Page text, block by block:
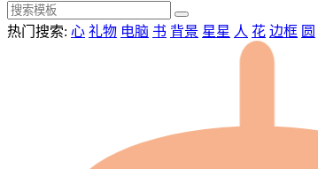
热门搜索: 心 礼物 电脑 书 背景 星星 人 花 边框 圆